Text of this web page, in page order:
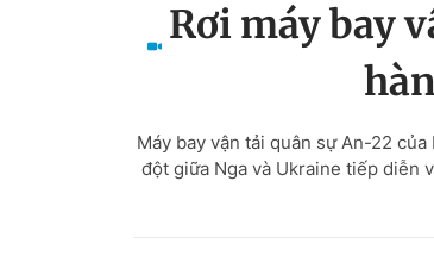
Rơi máy bay
Máy bay vận tải quân sự An-22
đột giữa Nga và Ukraine tiếp diễn